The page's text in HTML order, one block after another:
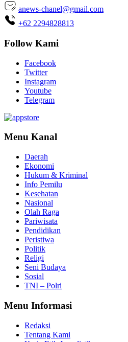
anews-chanel@gmail.com
+62 2294828813
Follow Kami
Facebook
Twitter
Instagram
Youtube
Telegram
Menu Kanal
Daerah
Ekonomi
Hukum & Kriminal
Info Pemilu
Kesehatan
Nasional
Olah Raga
Pariwisata
Pendidikan
Peristiwa
Politik
Religi
Seni Budaya
Sosial
TNI – Polri
Menu Informasi
Redaksi
Tentang Kami